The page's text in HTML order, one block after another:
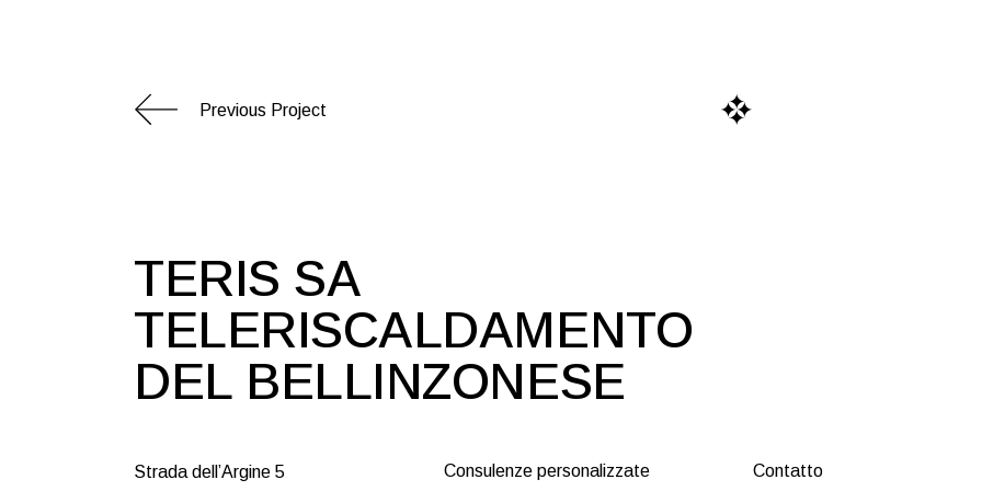
Previous Project
TERIS SA
TELERISCALDAMENTO
DEL BELLINZONESE
Strada dell’Argine 5 Consulenze personalizzate Contatto